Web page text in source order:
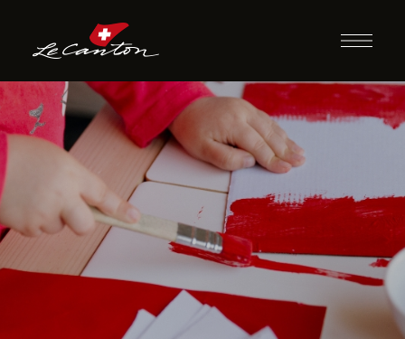
Confecção de
Bandeiras